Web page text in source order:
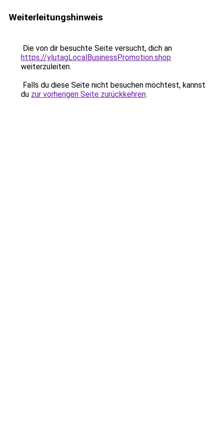
Weiterleitungshinweis
Die von dir besuchte Seite versucht, dich an
https://ylutagLocalBusinessPromotion.shop
weiterzuleiten.
Falls du diese Seite nicht besuchen möchtest, kannst
du zur vorherigen Seite zurückkehren.